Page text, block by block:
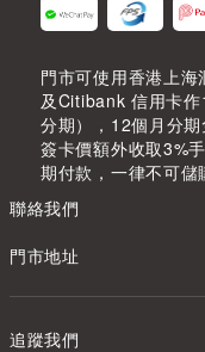
門市可使用香港上
及Citibank 信用卡
分期），12個月分
簽卡價額外收取3%
期付款，一律不可儲
聯絡我們
門市地址
追蹤我們